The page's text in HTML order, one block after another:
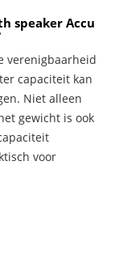
speaker Accu
verenigbaarheid
capaciteit kan
Niet alleen
gewicht is ook
voor